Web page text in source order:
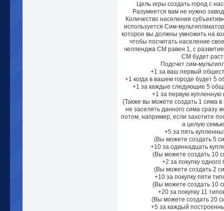
Цель игры создать город с
Разумеется вам не нужно
Количество населения
используется Сим-
которое вы должны умножить на
чтобы посчитать население
челленджа СМ равен 1, с
СМ будет
Подсчет сим-
+1 за ваш первый
+1 когда в вашем городе будет 5
+1 за каждые следующие 5
+1 за первую купленную
(Также вы можете создать 1 сима
не заселять данного сима сразу
потом, например, если захотите
а целую
+5 за пять
(Вы можете создать 5
+10 за одиннадцать
(Вы можете создать 10
+2 за покупку одного
(Вы можете создать 2
+10 за покупку пяти
(Вы можете создать 10
+20 за покупку 11
(Вы можете создать 20
+5 за каждый